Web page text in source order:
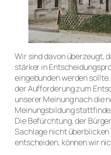
Wir sind davon überzeugt,
stärker in
eingebunden werden
der Aufforderung zum
unserer Meinung nach die
Meinungsbildung
Die Befürchtung, der
Sachlage nicht überblicken
entscheiden, können wir